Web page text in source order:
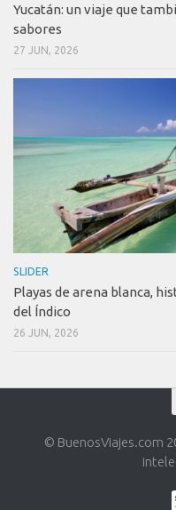
Yucatán: un viaje que
sabores
27 JUN, 2026
SLIDER
Playas de arena blanca,
del Índico
26 JUN, 2026
© BuenosViajes.com